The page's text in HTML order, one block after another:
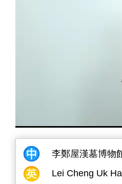
李鄭屋漢墓博物
Lei Cheng Uk